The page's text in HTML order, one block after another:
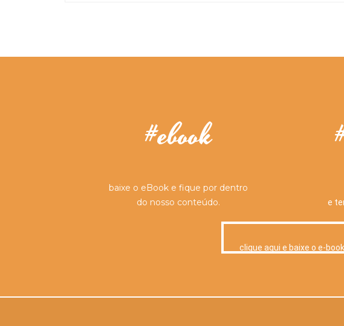
#ebook
baixe o eBook e fique por dentro
do nosso conteúdo.
clique aqui e baixe o e-book
e